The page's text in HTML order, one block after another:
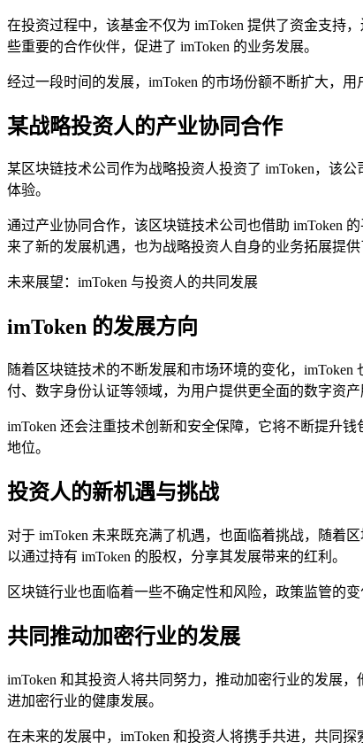
在投资过程中，该基金不仅为 imToken 提供了资金支持
些重要的合作伙伴，促进了 imToken 的业务发展。
经过一段时间的发展，imToken 的市场份额不断扩大，
某战略投资人的产业协同合作
某区块链技术公司作为战略投资人投资了 imToken，该
体验。
通过产业协同合作，该区块链技术公司也借助 imToken
来了新的发展机遇，也为战略投资人自身的业务拓展提供
未来展望：imToken 与投资人的共同发展
imToken 的发展方向
随着区块链技术的不断发展和市场环境的变化，
付、数字身份认证等领域，为用户提供更全面的数字资产
imToken 还会注重技术创新和安全保障，它将不断提升
地位。
投资人的新机遇与挑战
对于 imToken 未来既充满了机遇，也面临着挑战，随着
以通过持有 imToken 的股权，分享其发展带来的红利。
区块链行业也面临着一些不确定性和风险，政策监管的
共同推动加密行业的发展
imToken 和其投资人将共同努力，推动加密行业的发展
进加密行业的健康发展。
在未来的发展中，imToken 和投资人将携手共进，共同